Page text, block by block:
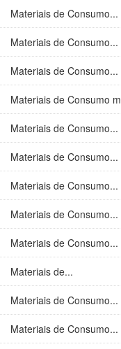
Materiais de Consumo...
Materiais de Consumo...
Materiais de Consumo...
Materiais de Consumo
Materiais de Consumo...
Materiais de Consumo...
Materiais de Consumo...
Materiais de Consumo...
Materiais de Consumo...
Materiais de...
Materiais de Consumo...
Materiais de Consumo...